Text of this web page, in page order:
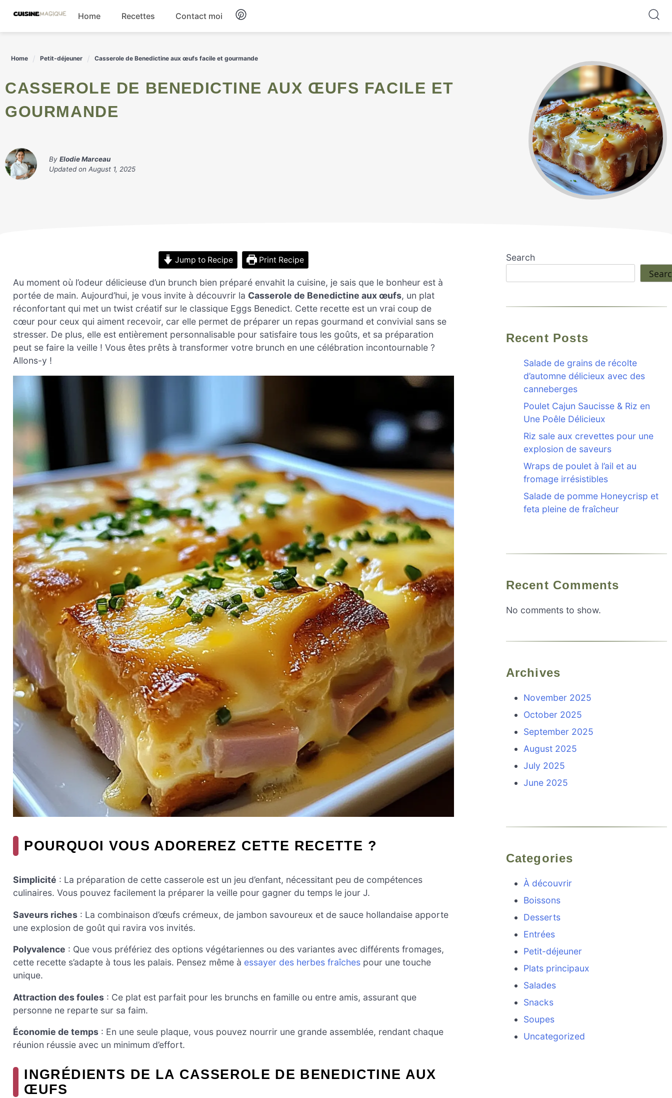
content
Home Recettes Contact moi
Home Petit-déjeuner Casserole de Benedictine aux œufs facile et gourmande
CASSEROLE DE BENEDICTINE AUX ŒUFS FACILE ET
GOURMANDE
By Elodie Marceau
Updated on August 1, 2025
Jump to Recipe Print Recipe
Au moment où l’odeur délicieuse d’un brunch bien préparé envahit la cuisine, je sais que le bonheur est à
portée de main. Aujourd’hui, je vous invite à découvrir la Casserole de Benedictine aux œufs, un plat
réconfortant qui met un twist créatif sur le classique Eggs Benedict. Cette recette est un vrai coup de
cœur pour ceux qui aiment recevoir, car elle permet de préparer un repas gourmand et convivial sans se
stresser. De plus, elle est entièrement personnalisable pour satisfaire tous les goûts, et sa préparation
peut se faire la veille ! Vous êtes prêts à transformer votre brunch en une célébration incontournable ?
Allons-y !
POURQUOI VOUS ADOREREZ CETTE RECETTE ?
Simplicité : La préparation de cette casserole est un jeu d’enfant, nécessitant peu de compétences
culinaires. Vous pouvez facilement la préparer la veille pour gagner du temps le jour J.
Saveurs riches : La combinaison d’œufs crémeux, de jambon savoureux et de sauce hollandaise apporte
une explosion de goût qui ravira vos invités.
Polyvalence : Que vous préfériez des options végétariennes ou des variantes avec différents fromages,
cette recette s’adapte à tous les palais. Pensez même à essayer des herbes fraîches pour une touche
unique.
Attraction des foules : Ce plat est parfait pour les brunchs en famille ou entre amis, assurant que
personne ne reparte sur sa faim.
Économie de temps : En une seule plaque, vous pouvez nourrir une grande assemblée, rendant chaque
réunion réussie avec un minimum d’effort.
INGRÉDIENTS DE LA CASSEROLE DE BENEDICTINE AUX
ŒUFS
Search
Recent Posts
Salade de grains de récolte
d’automne délicieux avec des
canneberges
Poulet Cajun Saucisse & Riz en
Une Poêle Délicieux
Riz sale aux crevettes pour une
explosion de saveurs
Wraps de poulet à l’ail et au
fromage irrésistibles
Salade de pomme Honeycrisp et
feta pleine de fraîcheur
Recent Comments
No comments to show.
Archives
November 2025
October 2025
September 2025
August 2025
July 2025
June 2025
Categories
À découvrir
Boissons
Desserts
Entrées
Petit-déjeuner
Plats principaux
Salades
Snacks
Soupes
Uncategorized